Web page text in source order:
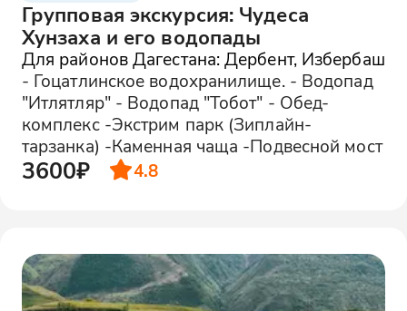
Групповая экскурсия: Чудеса
Хунзаха и его водопады
Для районов Дагестана: Дербент, Избербаш
- Гоцатлинское водохранилище. - Водопад
"Итлятляр" - Водопад "Тобот" - Обед-
комплекс -Экстрим парк (Зиплайн-
тарзанка) -Каменная чаща -Подвесной мост
3600₽ 4.8